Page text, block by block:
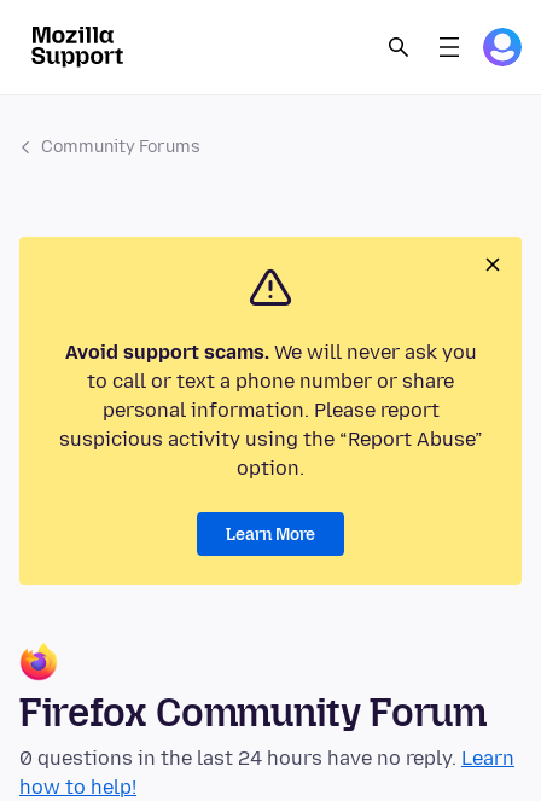
Community Forums
Avoid support scams.We will never ask you
to call or text a phone number or share
personal information. Please report
suspicious activity using the “Report Abuse”
option.
Learn More
Firefox Community Forum
0 questions in the last 24 hours have no reply. Learn
how to help!